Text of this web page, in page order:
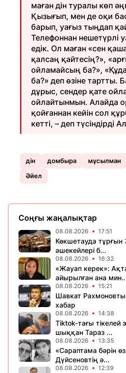
маған дін туралы көп
Қызығып, мен де оқи
барып, уағыз тыңдап
Телефоннан нешетүрлі
едік. Ол маған «сен
қалсаң қайтесің?»,
ойламайсың ба?»,
ба?» деп өзіне тартты.
дұрыс, сендер қате
ойлайтынмын. Алайда
қойғаннан кейін сол
кетті, – деп түсіндірді
дін домбыра мұсылман
Әйел
Соңғы жаңалықтар
08.08.2026 17:51
Көкшетауда тұрғын
әшекейлері б...
08.08.2026 16:32
«Жауап керек»:
айырылған ана
08.08.2026 15:21
Шавкат
хабар
08.08.2026 14:38
Tiktok-тағы тікелей
шыққан Тараз ...
08.08.2026 13:35
«Сараптама бәрін
Дүйсеновтің ә...
08.08.2026 12:39